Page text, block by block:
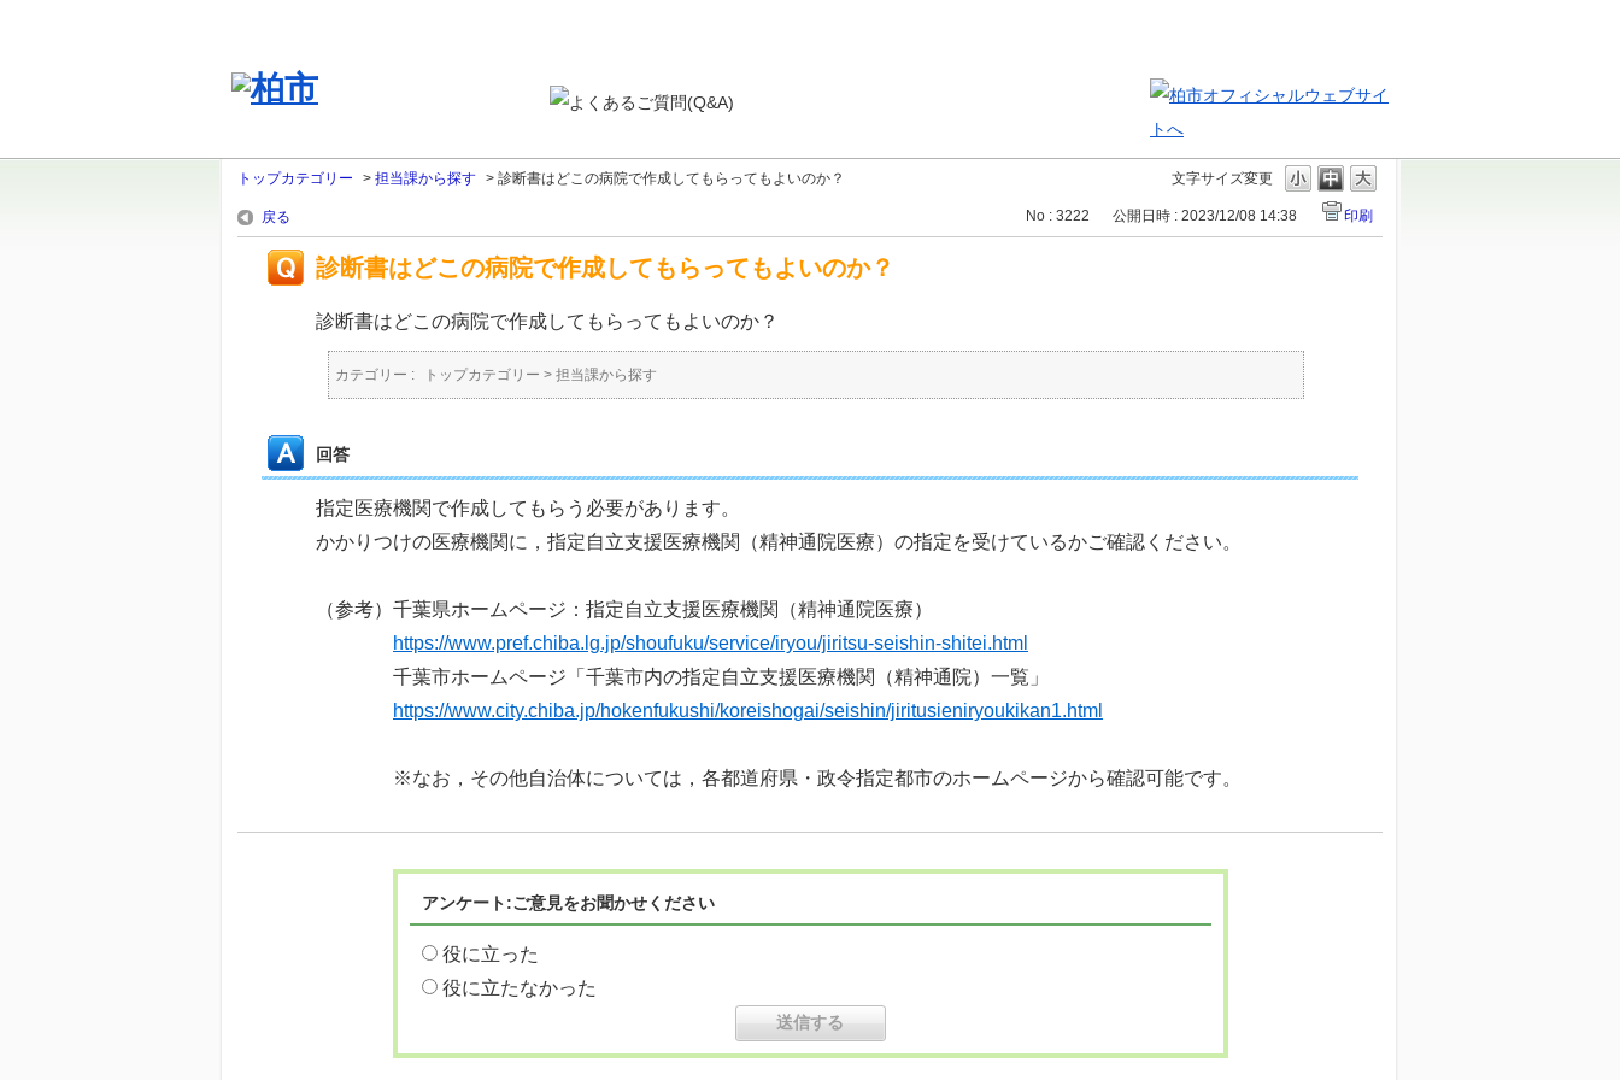
文字サイズ変更
トップカテゴリー > 担当課から探す > 診断書はどこの病院で作成してもらってもよいのか？
戻る No : 3222 公開日時 : 2023/12/08 14:38 印刷
診断書はどこの病院で作成してもらってもよいのか？
診断書はどこの病院で作成してもらってもよいのか？
カテゴリー : トップカテゴリー > 担当課から探す
回答
指定医療機関で作成してもらう必要があります。
かかりつけの医療機関に，指定自立支援医療機関（精神通院医療）の指定を受けているかご確認ください。
（参考）千葉県ホームページ：指定自立支援医療機関（精神通院医療）
https://www.pref.chiba.lg.jp/shoufuku/service/iryou/jiritsu-seishin-shitei.html
千葉市ホームページ「千葉市内の指定自立支援医療機関（精神通院）一覧」
https://www.city.chiba.jp/hokenfukushi/koreishogai/seishin/jiritusieniryoukikan1.html
※なお，その他自治体については，各都道府県・政令指定都市のホームページから確認可能です。
アンケート:ご意見をお聞かせください
役に立った
役に立たなかった